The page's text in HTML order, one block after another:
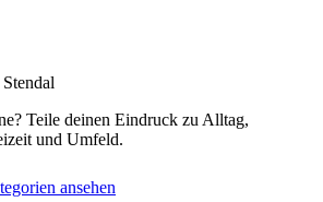
Teile deinen Eindruck zu Alltag,
und Umfeld.
ansehen